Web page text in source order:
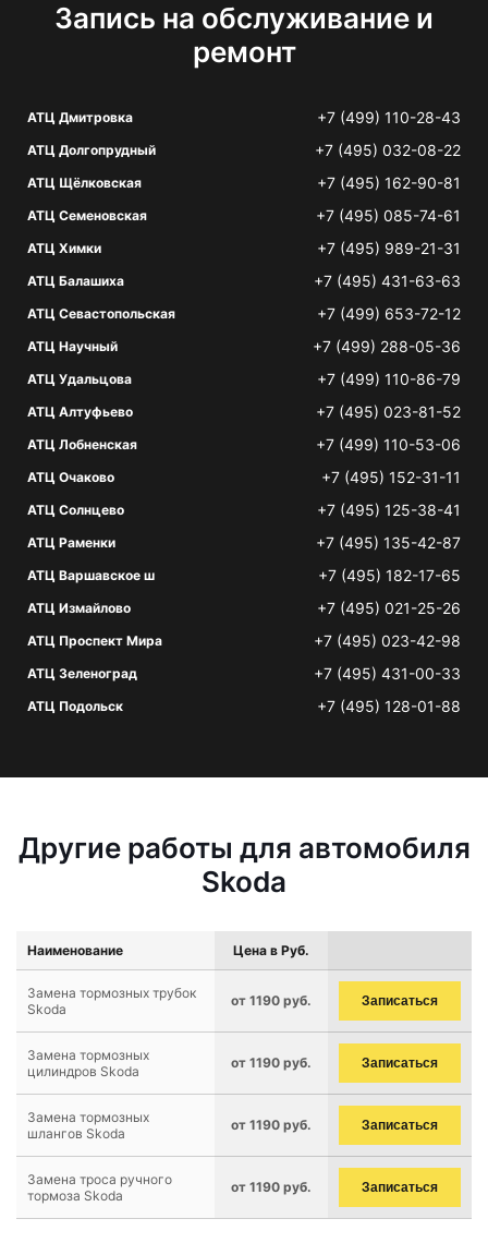
Запись на обслуживание и
ремонт
АТЦ Дмитровка +7 (499) 110-28-43
АТЦ Долгопрудный +7 (495) 032-08-22
АТЦ Щёлковская +7 (495) 162-90-81
АТЦ Семеновская +7 (495) 085-74-61
АТЦ Химки +7 (495) 989-21-31
АТЦ Балашиха +7 (495) 431-63-63
АТЦ Севастопольская +7 (499) 653-72-12
АТЦ Научный +7 (499) 288-05-36
АТЦ Удальцова +7 (499) 110-86-79
АТЦ Алтуфьево +7 (495) 023-81-52
АТЦ Лобненская +7 (499) 110-53-06
АТЦ Очаково +7 (495) 152-31-11
АТЦ Солнцево +7 (495) 125-38-41
АТЦ Раменки +7 (495) 135-42-87
АТЦ Варшавское ш +7 (495) 182-17-65
АТЦ Измайлово +7 (495) 021-25-26
АТЦ Проспект Мира +7 (495) 023-42-98
АТЦ Зеленоград +7 (495) 431-00-33
АТЦ Подольск +7 (495) 128-01-88
Другие работы для автомобиля
Skoda
Наименование Цена в Руб.
Замена тормозных трубок
Skoda
от 1190 руб. Записаться
Замена тормозных
цилиндров Skoda
от 1190 руб. Записаться
Замена тормозных
шлангов Skoda
от 1190 руб. Записаться
Замена троса ручного
тормоза Skoda
от 1190 руб. Записаться